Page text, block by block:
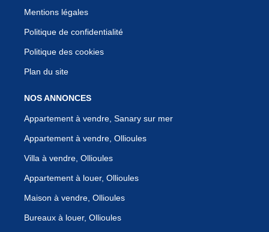
Mentions légales
Politique de confidentialité
Politique des cookies
Plan du site
NOS ANNONCES
Appartement à vendre, Sanary sur mer
Appartement à vendre, Ollioules
Villa à vendre, Ollioules
Appartement à louer, Ollioules
Maison à vendre, Ollioules
Bureaux à louer, Ollioules